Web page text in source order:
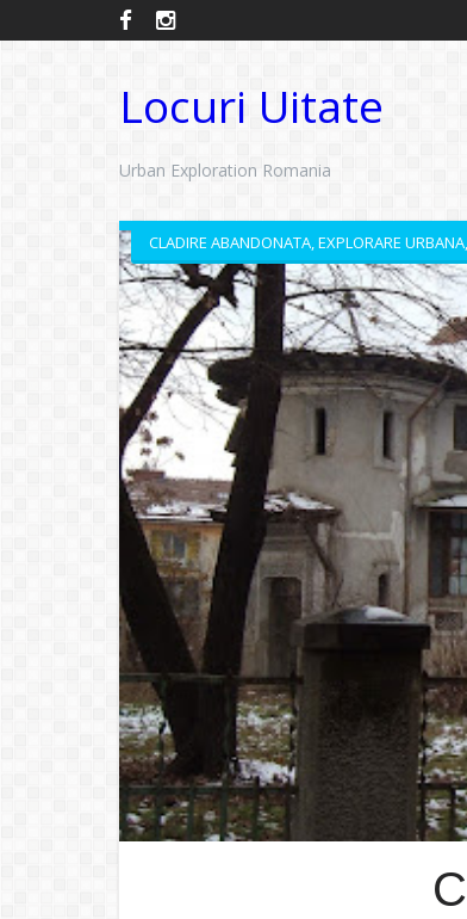
Locuri Uitate
Urban Exploration Romania
CLADIRE ABANDONATA,EXPLORARE URBANA,